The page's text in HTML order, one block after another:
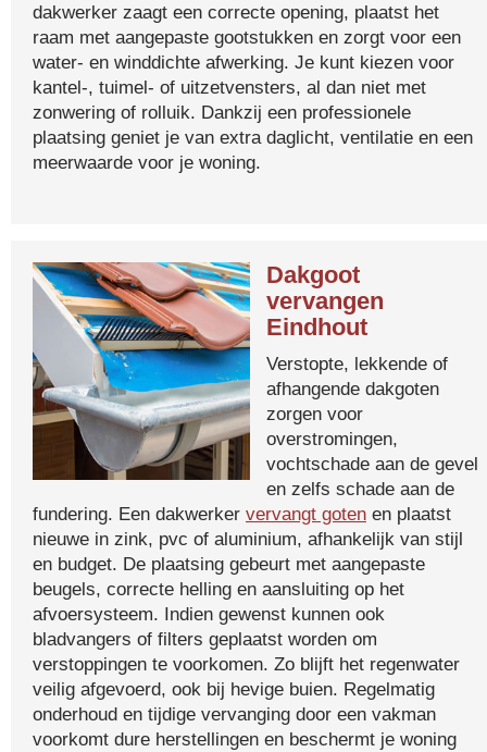
dakwerker zaagt een correcte opening, plaatst het
raam met aangepaste gootstukken en zorgt voor een
water- en winddichte afwerking. Je kunt kiezen voor
kantel-, tuimel- of uitzetvensters, al dan niet met
zonwering of rolluik. Dankzij een professionele
plaatsing geniet je van extra daglicht, ventilatie en een
meerwaarde voor je woning.
Dakgoot
vervangen
Eindhout
Verstopte, lekkende of
afhangende dakgoten
zorgen voor
overstromingen,
vochtschade aan de gevel
en zelfs schade aan de
fundering. Een dakwerker vervangt goten en plaatst
nieuwe in zink, pvc of aluminium, afhankelijk van stijl
en budget. De plaatsing gebeurt met aangepaste
beugels, correcte helling en aansluiting op het
afvoersysteem. Indien gewenst kunnen ook
bladvangers of filters geplaatst worden om
verstoppingen te voorkomen. Zo blijft het regenwater
veilig afgevoerd, ook bij hevige buien. Regelmatig
onderhoud en tijdige vervanging door een vakman
voorkomt dure herstellingen en beschermt je woning